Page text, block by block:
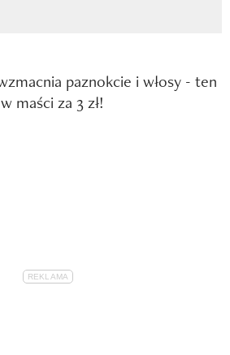
paznokcie i włosy - ten
maści za 3 zł!